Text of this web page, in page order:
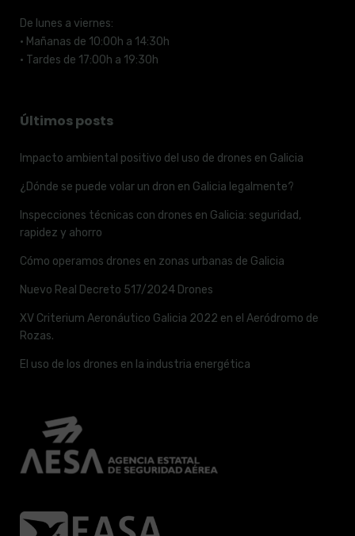
De lunes a viernes:
· Mañanas de 10:00h a 14:30h
· Tardes de 17:00h a 19:30h
Últimos posts
Impacto ambiental positivo del uso de drones en Galicia
¿Dónde se puede volar un dron en Galicia legalmente?
Inspecciones técnicas con drones en Galicia: seguridad,
rapidez y ahorro
Cómo operamos drones en zonas urbanas de Galicia
Nuevo Real Decreto 517/2024 Drones
XV Criterium Aeronáutico Galicia 2022 en el Aeródromo de
Rozas.
El uso de los drones en la industria energética